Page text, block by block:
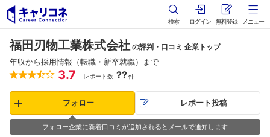
検索 ログイン 無料登録 メニュー
福田刃物工業株式会社 の評判・口コミ 企業トップ
年収から採用情報（転職・新卒就職）まで
3.7 レポート数 ??件
フォロー レポート投稿
フォロー企業に新着口コミが追加されるとメールで通知します